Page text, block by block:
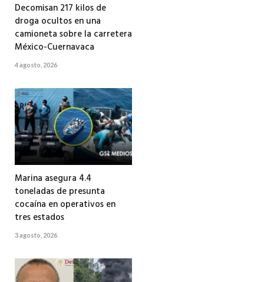
Decomisan 217 kilos de
droga ocultos en una
camioneta sobre la carretera
México-Cuernavaca
4 agosto, 2026
Marina asegura 4.4
toneladas de presunta
cocaína en operativos en
tres estados
3 agosto, 2026